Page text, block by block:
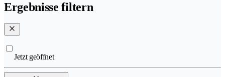
Ergebnisse filtern
Jetzt geöffnet